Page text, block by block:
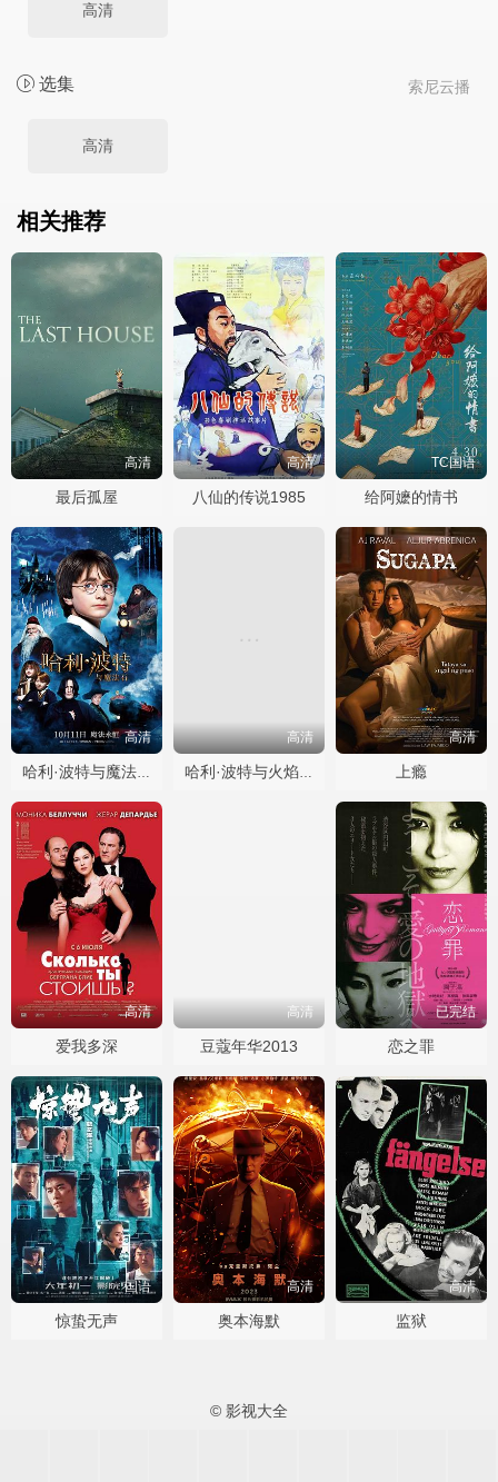
高清
索尼云播
选集
高清
相关推荐
高清
最后孤屋
高清
八仙的传说1985
TC国语
给阿嬷的情书
高清
哈利·波特与魔法石
高清
哈利·波特与火焰杯
高清
上瘾
高清
爱我多深
高清
豆蔻年华2013
已完结
恋之罪
国语
惊蛰无声
高清
奥本海默
高清
监狱
© 影视大全